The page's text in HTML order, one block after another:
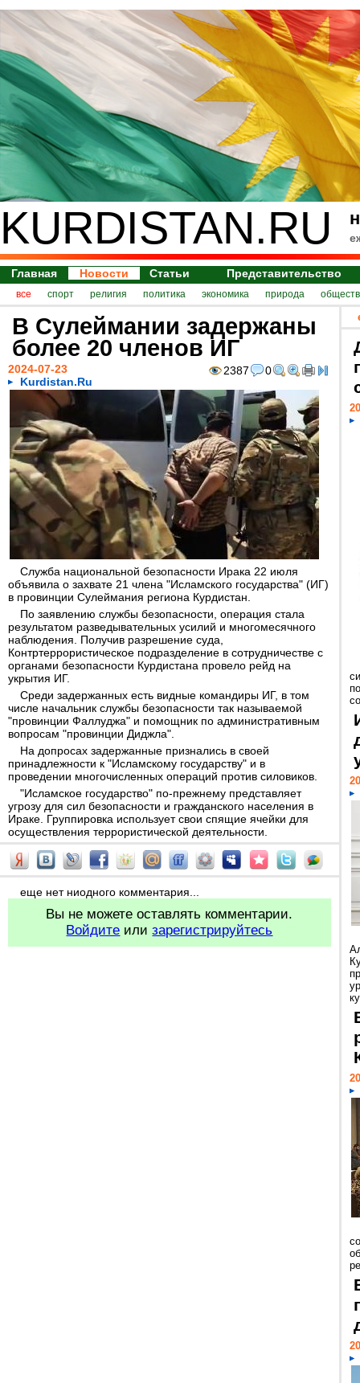
KURDISTAN.RU
Главная Новости Статьи Представительство
все спорт религия политика экономика природа
В Сулеймании задержаны
более 20 членов ИГ
2387 0
2024-07-23
Kurdistan.Ru
Служба национальной безопасности Ирака 22 июля
объявила о захвате 21 члена "Исламского государства" (ИГ)
в провинции Сулеймания региона Курдистан.
По заявлению службы безопасности, операция стала
результатом разведывательных усилий и многомесячного
наблюдения. Получив разрешение суда,
Контртеррористическое подразделение в сотрудничестве с
органами безопасности Курдистана провело рейд на
укрытия ИГ.
Среди задержанных есть видные командиры ИГ, в том
числе начальник службы безопасности так называемой
"провинции Фаллуджа" и помощник по административным
вопросам "провинции Диджла".
На допросах задержанные признались в своей
принадлежности к "Исламскому государству" и в
проведении многочисленных операций против силовиков.
"Исламское государство" по-прежнему представляет
угрозу для сил безопасности и гражданского населения в
Ираке. Группировка использует свои спящие ячейки для
осуществления террористической деятельности.
еще нет ниодного комментария...
Вы не можете оставлять комментарии.
Войдите илизарегистрируйтесь